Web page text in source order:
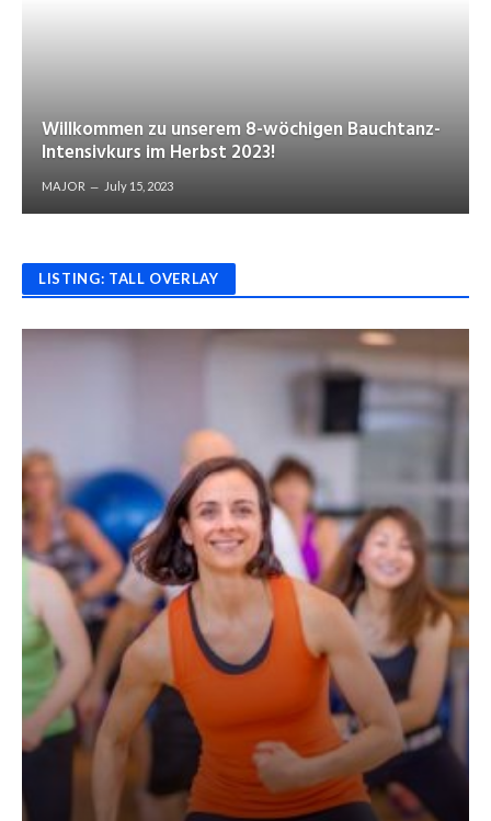
Willkommen zu unserem 8-wöchigen Bauchtanz-
Intensivkurs im Herbst 2023!
MAJOR July 15, 2023
LISTING: TALL OVERLAY